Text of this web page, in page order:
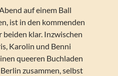
auf einem Ball
ist in den kommenden
klar. Inzwischen
Karolin und Benni
queeren Buchladen
zusammen, selbst